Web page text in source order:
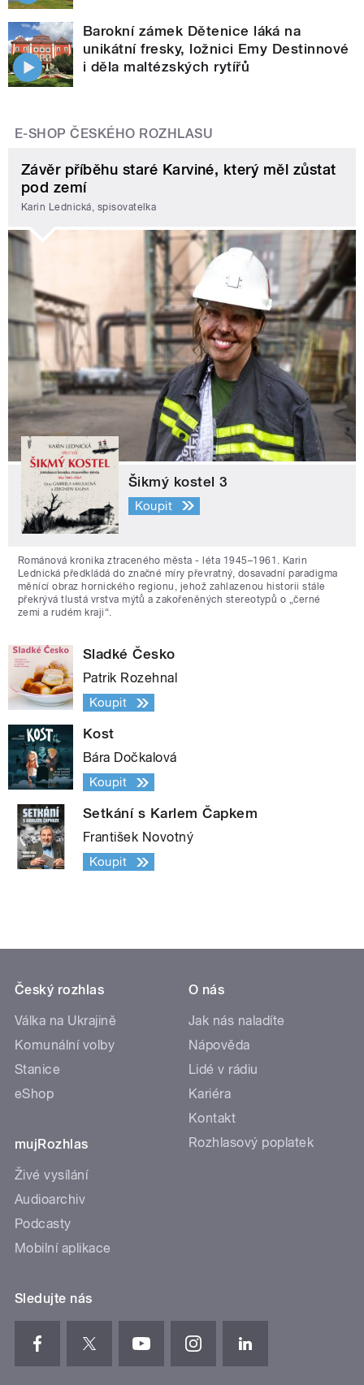
Barokní zámek Dětenice láká na
unikátní fresky, ložnici Emy Destinnové
i děla maltézských rytířů
E-SHOP ČESKÉHO ROZHLASU
Závěr příběhu staré Karviné, který měl zůstat
pod zemí
Karin Lednická, spisovatelka
Šikmý kostel 3
Koupit
Románová kronika ztraceného města - léta 1945–1961. Karin
Lednická předkládá do značné míry převratný, dosavadní paradigma
měnící obraz hornického regionu, jehož zahlazenou historii stále
překrývá tlustá vrstva mýtů a zakořeněných stereotypů o „černé
zemi a rudém kraji“.
Sladké Česko
Patrik Rozehnal
Koupit
Kost
Bára Dočkalová
Koupit
Setkání s Karlem Čapkem
František Novotný
Koupit
Český rozhlas
Válka na Ukrajině
Komunální volby
Stanice
eShop
mujRozhlas
Živé vysílání
Audioarchiv
Podcasty
Mobilní aplikace
O nás
Jak nás naladíte
Nápověda
Lidé v rádiu
Kariéra
Kontakt
Rozhlasový poplatek
Sledujte nás